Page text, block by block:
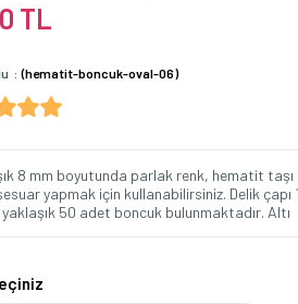
TL
(hematit-boncuk-oval-06)
8 mm boyutunda parlak renk, hematit
yapmak için kullanabilirsiniz. Delik çapı
50 adet boncuk bulunmaktadır. Altı